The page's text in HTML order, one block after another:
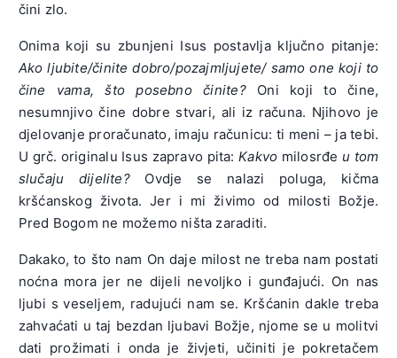
čini zlo.
Onima koji su zbunjeni Isus postavlja ključno pitanje:
Ako ljubite/činite dobro/pozajmljujete/ samo one koji to
čine vama, što posebno činite?Oni koji to čine,
nesumnjivo čine dobre stvari, ali iz računa. Njihovo je
djelovanje proračunato, imaju računicu: ti meni – ja tebi.
U grč. originalu Isus zapravo pita:Kakvo milosrđe u tom
slučaju dijelite?Ovdje se nalazi poluga, kičma
kršćanskog života. Jer i mi živimo od milosti Božje.
Pred Bogom ne možemo ništa zaraditi.
Dakako, to što nam On daje milost ne treba nam postati
noćna mora jer ne dijeli nevoljko i gunđajući. On nas
ljubi s veseljem, radujući nam se. Kršćanin dakle treba
zahvaćati u taj bezdan ljubavi Božje, njome se u molitvi
dati prožimati i onda je živjeti, učiniti je pokretačem